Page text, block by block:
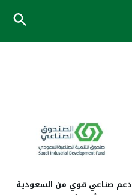
دعم صناعي قوي من السعودية